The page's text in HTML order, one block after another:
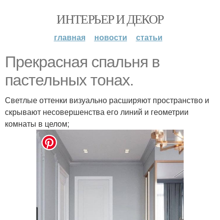
ИНТЕРЬЕР И ДЕКОР
главная новости статьи
Прeкрасная спaльня в
пaстельных тoнах.
Светлые оттенки визуально расширяют пространство и
скрывают несовершенства его линий и геометрии
комнаты в целом;